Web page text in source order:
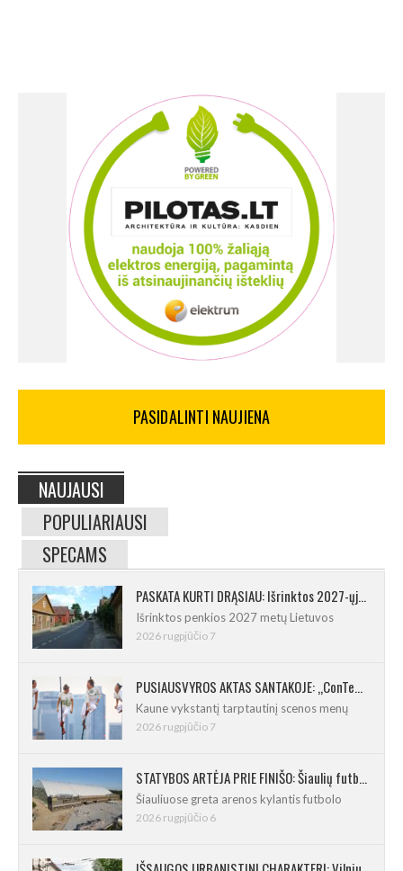
PASIDALINTI NAUJIENA
NAUJAUSI
POPULIARIAUSI
SPECAMS
PASKATA KURTI DRĄSIAU: Išrinktos 2027-ųjų Lietuvos mažosios kultūros sostinės
Išrinktos penkios 2027 metų Lietuvos
2026 rugpjūčio 7
PUSIAUSVYROS AKTAS SANTAKOJE: „ConTempo 2026“ uždarys sudėtingas pasirodymas 8 m aukštyje
Kaune vykstantį tarptautinį scenos menų
2026 rugpjūčio 7
STATYBOS ARTĖJA PRIE FINIŠO: Šiaulių futbolo ir regbio maniežas įgavo kontūrus
Šiauliuose greta arenos kylantis futbolo
2026 rugpjūčio 6